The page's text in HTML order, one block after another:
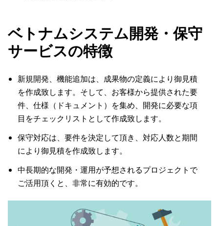
ベトナムシステム開発・保守
サービスの特徴
新規開発、機能追加は、成果物の定義により御見積
を作成致します。そして、お客様から提供された要
件、仕様（ドキュメント）を集め、開発に必要な項
目をチェックリストとして作成致します。
保守対応は、要件を決定して頂き、対応人数と期間
により御見積を作成致します。
中長期的な開発・運用が予想されるプロジェクトで
ご活用頂くと、非常に有効的です。